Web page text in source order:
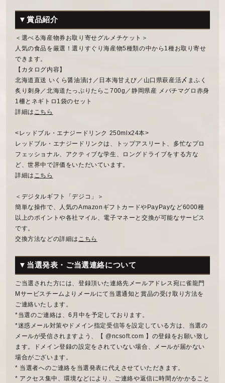
▼賞品紹介
＜選べる海産物券お取り寄せグルメチケット＞
人気の食品を厳選！選りすぐり海産物5種類の中から1種お取り寄せ
できます。
【カタログ内容】
北海道直送 いくら醤油漬け／日本海甘えび／山口県萩産活〆まふく
炙り刺身／北海道たっぷりたらこ700g／静岡県産 メバチマグロ赤身
1柵とネギトロ1袋のセット
詳細は こちら
<レッドブル・エナジードリンク 250mlx24本>
レッドブル・エナジードリンクは、トップアスリート、多忙なプロ
フェッショナル、アクティブな学生、ロングドライブをする方な
ど、世界中で評価をいただいています。
詳細は こちら
＜デジタルギフト「デジコ」＞
簡単な操作で、人気のAmazonギフトカードやPayPayなど6000種
以上のポイントや各社マイル、電子マネーと交換が可能なサービス
です。
交換方法などの詳細は こちら
▼当選発表・ご当選連絡について
ご当選された方には、登録頂いた連絡先メールアドレス宛に雀龍門
Mサービスチームよりメールにて当選通知と賞品の受け取り方法を
ご連絡いたします。
*当選のご連絡は、6月中を予定しております。
*迷惑メール対策やドメイン指定受信等を設定している方は、当選の
メールが受信されますよう、【 @ncsoft.com 】の登録をお願い致し
ます。ドメイン登録の設定をされていない場合、メールが届かない
場合がございます。
* 当選者へのご連絡を当選発表に代えさせていただきます。
* アクセス集中、環境などにより、ご連絡や返信に時間がかかること